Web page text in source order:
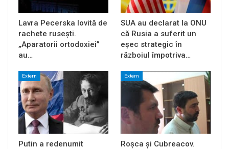
Lavra Pecerska lovită de
rachete rusești.
„Aparatorii ortodoxiei”
au…
SUA au declarat la ONU
că Rusia a suferit un
eșec strategic în
războiul împotriva…
Extern
Putin a redenumit
Extern
Roșca și Cubreacov.